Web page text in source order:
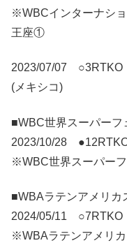
※WBCインターナシ
王座①
2023/07/07 ○3RTKO
(メキシコ)
■WBC世界スーパーフ
2023/10/28
※WBC世界スーパー
■WBAラテンアメリカ
2024/05/11
※WBAラテンアメリ